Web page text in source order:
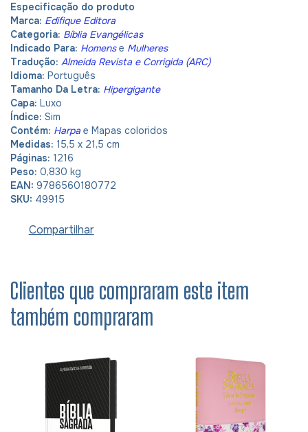
Especificação do produto
Marca: Edifique Editora
Categoria: Bíblia Evangélicas
Indicado Para: Homense Mulheres
Tradução: Almeida Revista e Corrigida (ARC)
Idioma: Português
Tamanho Da Letra: Hipergigante
Capa: Luxo
Índice: Sim
Contém: Harpa e Mapas coloridos
Medidas: 15,5 x 21,5 cm
Páginas: 1216
Peso: 0,830 kg
EAN: 9786560180772
SKU: 49915
Compartilhar
Clientes que compraram este item
também compraram